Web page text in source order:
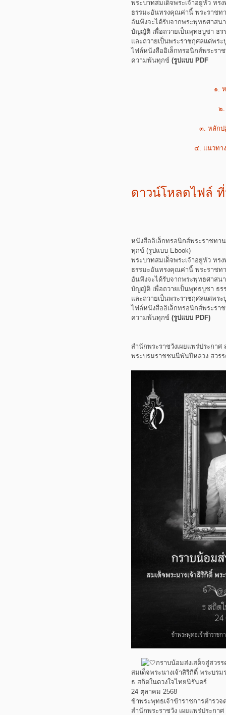
พระบาทสมเด็จพระเจ้าอยู่หัว ทร
ธรรมะอันทรงคุณค่านี้ พระราชท
อันพึงจะได้รับจากพระพุทธศาสน
บัญญัติ เพื่อถวายเป็นพุทธบูชา ธ
และถวายเป็นพระราชกุศลแด่พร
ไฟล์หนังสืออิเล็กทรอนิกส์พระรา
ความพ้นทุกข์ (รูปแบบ PDF
๑.
๒.
๓. หลักป
๔. แนวทา
ดาวน์โหลดไฟล์
หนังสืออิเล็กทรอนิกส์พระราชทา
ทุกข์ (รูปแบบ Ebook)
พระบาทสมเด็จพระเจ้าอยู่หัว ทร
ธรรมะอันทรงคุณค่านี้ พระราชท
อันพึงจะได้รับจากพระพุทธศาสน
บัญญัติ เพื่อถวายเป็นพุทธบูชา ธ
และถวายเป็นพระราชกุศลแด่พร
ไฟล์หนังสืออิเล็กทรอนิกส์พระรา
ความพ้นทุกข์ (รูปแบบ PDF)
สำนักพระราชวังเผยแพร่ประกา
พระบรมราชชนนีพันปีหลวง สวร
กราบน้อมส่งเสด็จสู่สวร
สมเด็จพระนางเจ้าสิริกิติ์ พระบ
ธ สถิตในดวงใจไทยนิรันดร์
24 ตุลาคม 2568
ข้าพระพุทธเจ้าข้าราชการตำรว
สำนักพระราชวัง เผยแพร่ประกา